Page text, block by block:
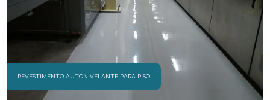
REVESTIMENTO AUTONIVELANTE PARA PISO